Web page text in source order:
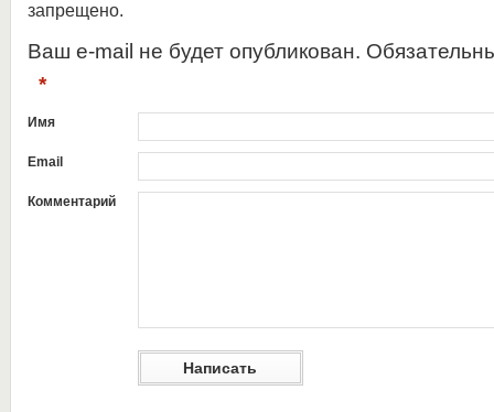
запрещено.
Ваш e-mail не будет опубликован.
*
Имя
Email
Комментарий